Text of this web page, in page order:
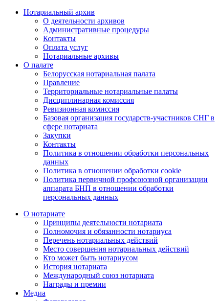
Нотариальный архив
О деятельности архивов
Административные процедуры
Контакты
Оплата услуг
Нотариальные архивы
О палате
Белорусская нотариальная палата
Правление
Территориальные нотариальные палаты
Дисциплинарная комиссия
Ревизионная комиссия
Базовая организация государств-участников СНГ в
сфере нотариата
Закупки
Контакты
Политика в отношении обработки персональных
данных
Политика в отношении обработки cookie
Политика первичной профсоюзной организации
аппарата БНП в отношении обработки
персональных данных
О нотариате
Принципы деятельности нотариата
Полномочия и обязанности нотариуса
Перечень нотариальных действий
Место совершения нотариальных действий
Кто может быть нотариусом
История нотариата
Международный союз нотариата
Награды и премии
Медиа